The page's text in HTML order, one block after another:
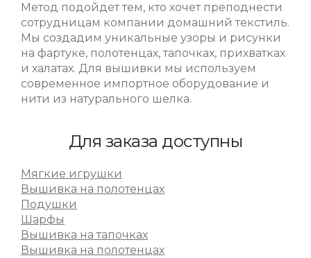
Метод подойдет тем, кто хочет преподнести
сотрудницам компании домашний текстиль.
Мы создадим уникальные узоры и рисунки
на фартуке, полотенцах, тапочках, прихватках
и халатах. Для вышивки мы используем
современное импортное оборудование и
нити из натурального шелка.
Для заказа доступны
Мягкие игрушки
Вышивка на полотенцах
Подушки
Шарфы
Вышивка на тапочках
Вышивка на полотенцах